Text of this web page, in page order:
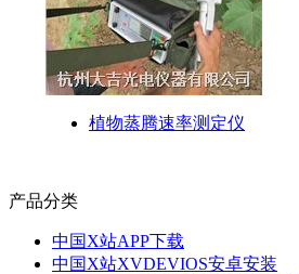
植物蒸腾速率测定仪
产品分类
中国X站APP下载
中国X站XVDEVIOS安卓安装